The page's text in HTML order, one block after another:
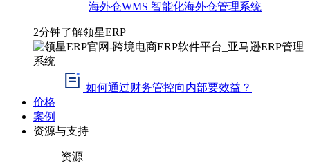
海外仓WMS 智能化海外仓管理系统
2分钟了解领星ERP
如何通过财务管控向内部要效益？
价格
案例
资源与支持
资源